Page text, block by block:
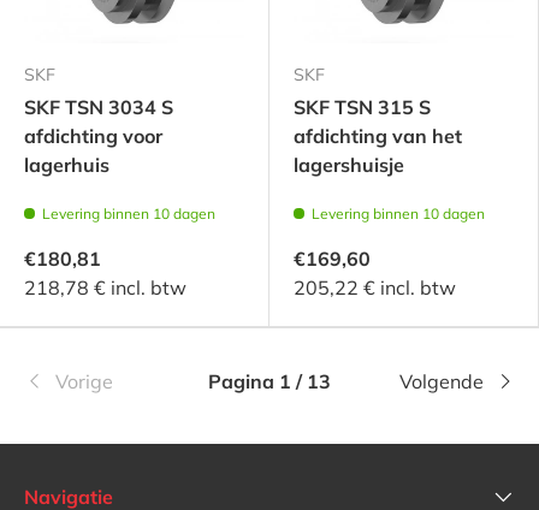
SKF
SKF TSN 3034 S
afdichting voor
lagerhuis
Levering binnen 10 dagen
€180,81
218,78 € incl. btw
SKF
SKF TSN 315 S
afdichting van het
lagershuisje
Levering binnen 10 dagen
€169,60
205,22 € incl. btw
Vorige Pagina 1 / 13 Volgende
Navigatie